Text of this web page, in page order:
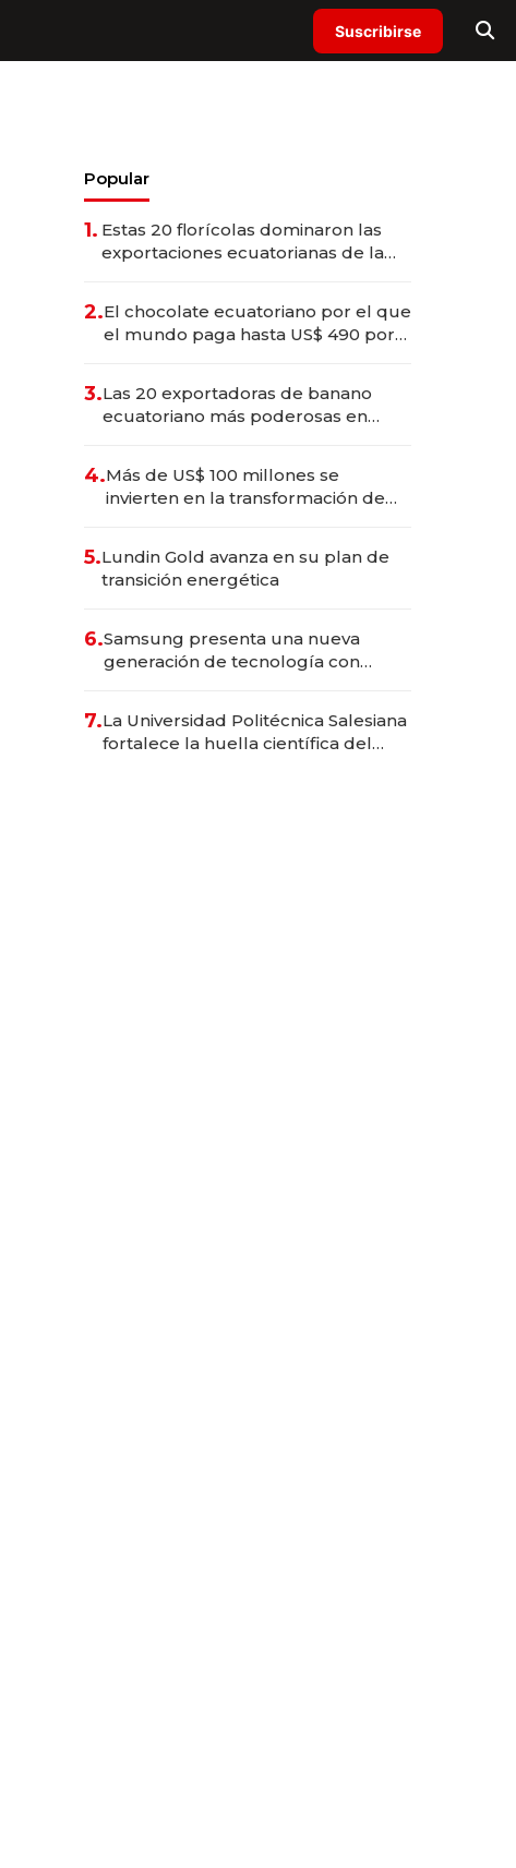
Suscribirse
Popular
1. Estas 20 florícolas dominaron las
exportaciones ecuatorianas de la
2.El chocolate ecuatoriano por el que
el mundo paga hasta US$ 490 por
3.Las 20 exportadoras de banano
ecuatoriano más poderosas en
4.Más de US$ 100 millones se
invierten en la transformación de
5.Lundin Gold avanza en su plan de
transición energética
6.Samsung presenta una nueva
generación de tecnología con
7.La Universidad Politécnica Salesiana
fortalece la huella científica del